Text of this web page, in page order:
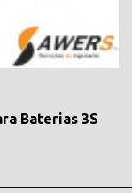
Baterias 3S